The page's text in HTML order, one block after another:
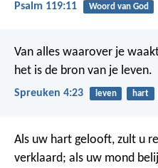
Psalm 119:11 Woord van God
Van alles waarover je
het is de bron van je leven.
Spreuken 4:23 leven hart
Als uw hart gelooft, zult u
verklaard; als uw mond